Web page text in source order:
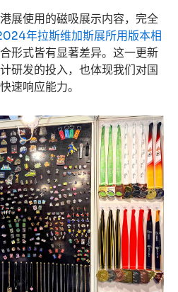
展使用的磁吸展示内容，完全
年拉斯维加斯展所用版本相
形式皆有显著差异。这一更新
研发的投入，也体现我们对国
速响应能力。